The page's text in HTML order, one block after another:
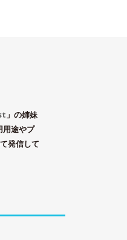
」の姉妹
途やプ
発信して